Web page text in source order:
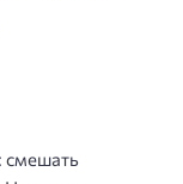
смешать